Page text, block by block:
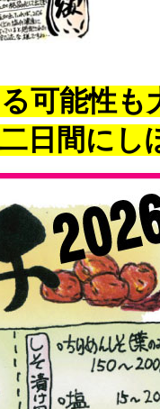
可能性
日間にし